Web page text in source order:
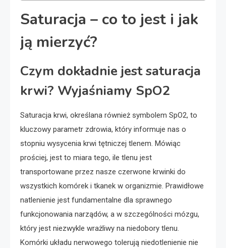
Saturacja – co to jest i jak
ją mierzyć?
Czym dokładnie jest saturacja
krwi? Wyjaśniamy SpO2
Saturacja krwi, określana również symbolem SpO2, to
kluczowy parametr zdrowia, który informuje nas o
stopniu wysycenia krwi tętniczej tlenem. Mówiąc
prościej, jest to miara tego, ile tlenu jest
transportowane przez nasze czerwone krwinki do
wszystkich komórek i tkanek w organizmie. Prawidłowe
natlenienie jest fundamentalne dla sprawnego
funkcjonowania narządów, a w szczególności mózgu,
który jest niezwykle wrażliwy na niedobory tlenu.
Komórki układu nerwowego tolerują niedotlenienie nie